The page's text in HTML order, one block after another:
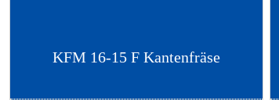
KFM 16-15 F Kantenfräse